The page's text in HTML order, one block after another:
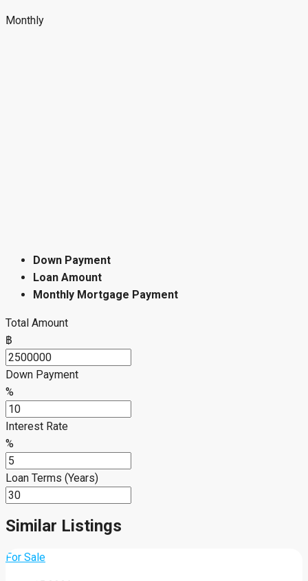
Monthly
Down Payment
Loan Amount
Monthly Mortgage Payment
Total Amount
฿
Down Payment
%
Interest Rate
%
Loan Terms (Years)
Similar Listings
For Sale